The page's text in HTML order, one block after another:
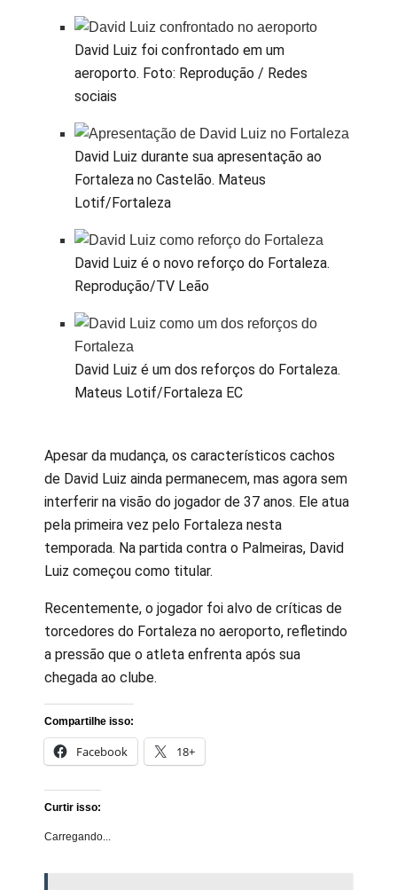
David Luiz foi confrontado em um
aeroporto. Foto: Reprodução / Redes
sociais
David Luiz durante sua apresentação ao
Fortaleza no Castelão. Mateus
Lotif/Fortaleza
David Luiz é o novo reforço do Fortaleza.
Reprodução/TV Leão
David Luiz é um dos reforços do Fortaleza.
Mateus Lotif/Fortaleza EC
Apesar da mudança, os característicos cachos
de David Luiz ainda permanecem, mas agora sem
interferir na visão do jogador de 37 anos. Ele atua
pela primeira vez pelo Fortaleza nesta
temporada. Na partida contra o Palmeiras, David
Luiz começou como titular.
Recentemente, o jogador foi alvo de críticas de
torcedores do Fortaleza no aeroporto, refletindo
a pressão que o atleta enfrenta após sua
chegada ao clube.
Compartilhe isso:
Facebook 18+
Curtir isso:
Carregando...